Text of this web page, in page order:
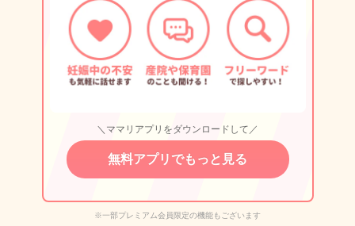
＼ママリアプリをダウンロードして／
無料アプリでもっと見る
※一部プレミアム会員限定の機能もございます